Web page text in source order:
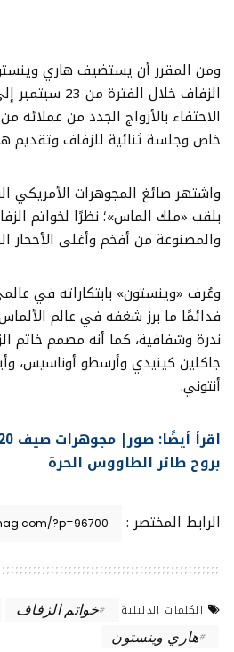
ومن المقرر أن يستضيف هاري
الاحتفاء بالأزواج الجدد من
خاص وجلسة ثنائية للزفاف وتقديم
واشتهر صائغ المجوهرات الأمريكي
بلقب «ملك الماس»؛ نظرًا لخواتم
والمصنوعة من أفخم وأغلى الأحجار
وعُرف «وينستون» بابتكاراته في
فدائمًا ما برز شغفه في عالم الألماس
ندرة وشفافية، كما أنه مصمم خاتم
جاكلين كينيدي وأرسطو أوناسيس،
أنتوني.
بروح طائر الطاووس الحرة
الرابط المختصر :
الكلمات الدليلية خواتم الزفاف
هاري وينستون